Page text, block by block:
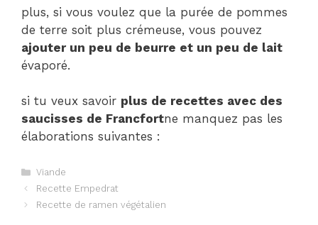
plus, si vous voulez que la purée de pommes
de terre soit plus crémeuse, vous pouvez
ajouter un peu de beurre et un peu de lait
évaporé.
si tu veux savoir plus de recettes avec des
saucisses de Francfortne manquez pas les
élaborations suivantes :
Catégories
Viande
Navigation
des
Recette Empedrat
Recette de ramen végétalien